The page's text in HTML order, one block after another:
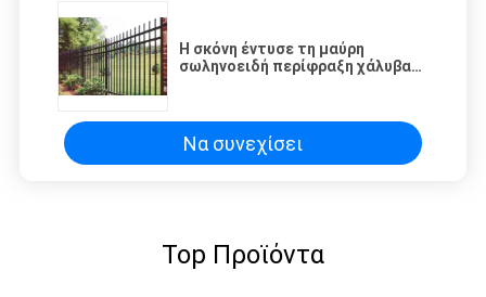
Η σκόνη έντυσε τη μαύρη
σωληνοειδή περίφραξη χάλυβα
Να συνεχίσει
Top Προϊόντα